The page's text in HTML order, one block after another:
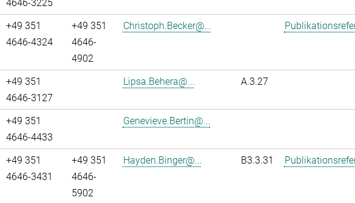
4646-3225
+49 351
4646-4324
+49 351
4646-
4902
Christoph.Becker@...
+49 351
4646-3127
Lipsa.Behera@... A.3.27
+49 351
4646-4433
Genevieve.Bertin@...
+49 351
4646-3431
+49 351
4646-
5902
Hayden.Binger@... B3.3.31